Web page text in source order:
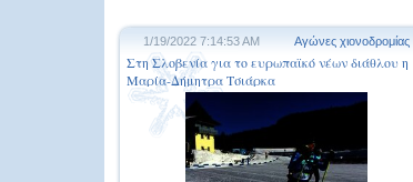
1/19/2022 7:14:53 AM Αγώνες χιονοδρομίας
Στη Σλοβενία για το ευρωπαϊκό νέων διάθλου η
Μαρία-Δήμητρα Τσιάρκα